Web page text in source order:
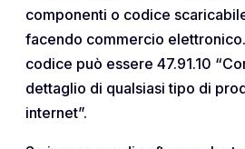
componenti o codice
facendo commercio
codice può essere 47.91.10
dettaglio di qualsiasi tipo di
internet”.